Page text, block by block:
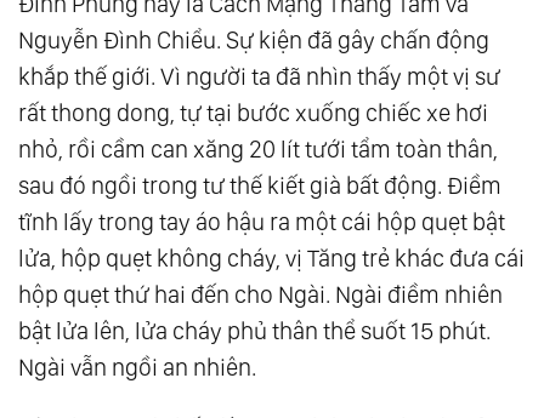
Nguyễn Đình Chiểu. Sự kiện đã gây chấn động
khắp thế giới. Vì người ta đã nhìn thấy một vị sư
rất thong dong, tự tại bước xuống chiếc xe hơi
nhỏ, rồi cầm can xăng 20 lít tưới tẩm toàn thân,
sau đó ngồi trong tư thế kiết già bất động. Điềm
tĩnh lấy trong tay áo hậu ra một cái hộp quẹt bật
lửa, hộp quẹt không cháy, vị Tăng trẻ khác đưa cái
hộp quẹt thứ hai đến cho Ngài. Ngài điềm nhiên
bật lửa lên, lửa cháy phủ thân thể suốt 15 phút.
Ngài vẫn ngồi an nhiên.